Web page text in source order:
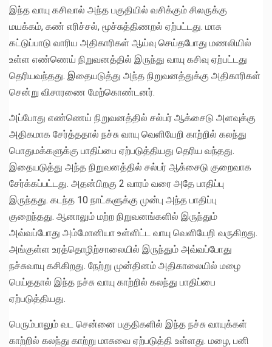
இந்த வாயு கசிவால் அந்த பகுதியில் வசிக்கும் சிலருக்கு
மயக்கம், கண் எரிச்சல், மூச்சுத்திணறல் ஏற்பட்டது. மாசு
கட்டுப்பாடு வாரிய அதிகாரிகள் ஆய்வு செய்தபோது மணலியில்
உள்ள எண்ணெய் நிறுவனத்தில் இருந்து வாயு கசிவு ஏற்பட்டது
தெரியவந்தது. இதையடுத்து அந்த நிறுவனத்துக்கு அதிகாரிகள்
சென்று விசாரணை மேற்கொண்டனர்.
அப்போது எண்ணெய் நிறுவனத்தில் சல்பர் ஆக்சைடு அளவுக்கு
அதிகமாக சேர்த்ததால் நச்சு வாயு வெளியேறி காற்றில் கலந்து
பொதுமக்களுக்கு பாதிப்பை ஏற்படுத்தியது தெரிய வந்தது.
இதையடுத்து அந்த நிறுவனத்தில் சல்பர் ஆக்சைடு குறைவாக
சேர்க்கப்பட்டது. அதன்பிறகு 2 வாரம் வரை அதே பாதிப்பு
இருந்தது. கடந்த 10 நாட்களுக்கு முன்பு அந்த பாதிப்பு
குறைந்தது. ஆனாலும் மற்ற நிறுவனங்களில் இருந்தும்
அவ்வப்போது அம்மோனியா உள்ளிட்ட வாயு வெளியேறி வருகிறது.
அங்குள்ள உரத்தொழிற்சாலையில் இருந்தும் அவ்வப்போது
நச்சுவாயு கசிகிறது. நேற்று முன்தினம் அதிகாலையில் மழை
பெய்ததால் இந்த நச்சு வாயு காற்றில் கலந்து பாதிப்பை
ஏற்படுத்தியது.
பெரும்பாலும் வட சென்னை பகுதிகளில் இந்த நச்சு வாயுக்கள்
காற்றில் கலந்து காற்று மாசுவை ஏற்படுத்தி உள்ளது. மழை, பனி